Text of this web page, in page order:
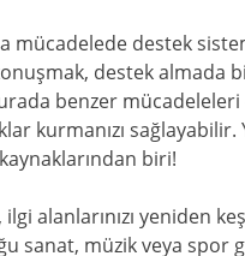
mücadelede destek
destek almada
benzer
kurmanızı sağlayabilir.
biri!
ilgi alanlarınızı yeniden
sanat, müzik veya spor